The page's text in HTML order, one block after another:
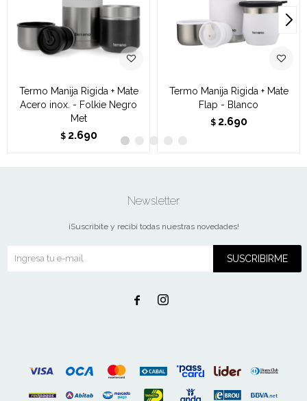
Termo Manija Rigida + Mate
Acero inox. - Folkie Negro
Met
$ 2.690
Termo Manija Rigida + Mate
Flap - Blanco
$ 2.690
Newsletter
¡Suscribite y recibí todas nuestras novedades!
SUSCRIBIRME
 